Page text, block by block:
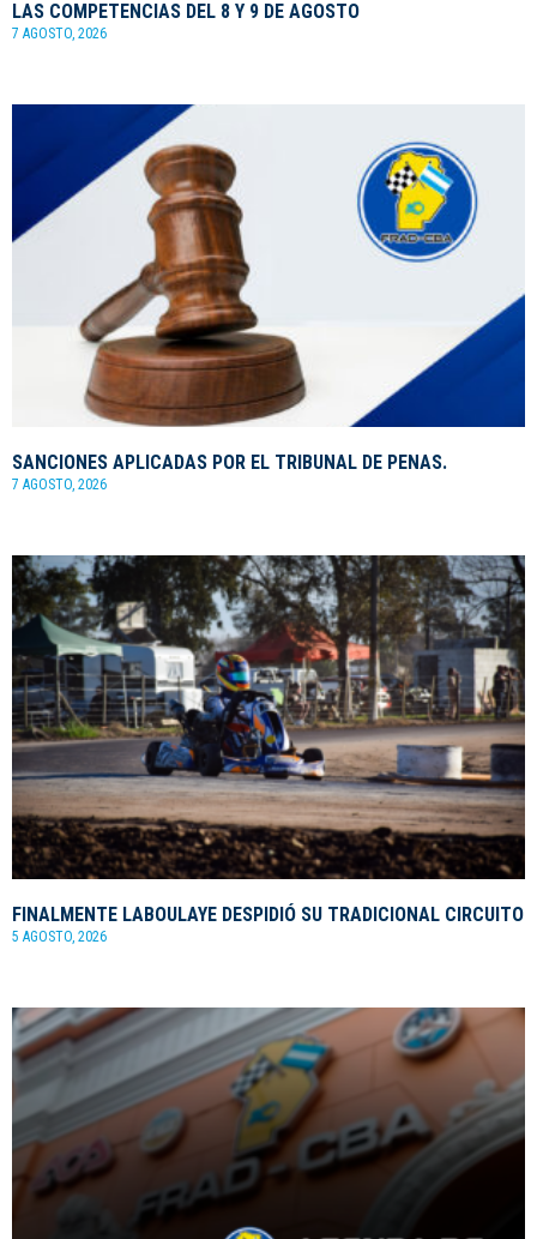
LAS COMPETENCIAS DEL 8 Y 9 DE AGOSTO
7 AGOSTO, 2026
SANCIONES APLICADAS POR EL TRIBUNAL DE PENAS.
7 AGOSTO, 2026
FINALMENTE LABOULAYE DESPIDIÓ SU TRADICIONAL CIRCUITO
5 AGOSTO, 2026